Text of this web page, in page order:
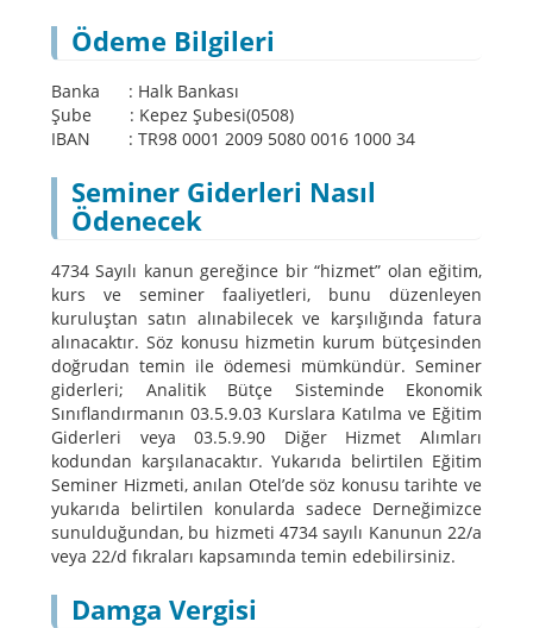
Ödeme Bilgileri
Banka : Halk Bankası
Şube : Kepez Şubesi(0508)
IBAN : TR98 0001 2009 5080 0016 1000 34
Seminer Giderleri Nasıl
Ödenecek
4734 Sayılı kanun gereğince bir “hizmet” olan eğitim,
kurs ve seminer faaliyetleri, bunu düzenleyen
kuruluştan satın alınabilecek ve karşılığında fatura
alınacaktır. Söz konusu hizmetin kurum bütçesinden
doğrudan temin ile ödemesi mümkündür. Seminer
giderleri; Analitik Bütçe Sisteminde Ekonomik
Sınıflandırmanın 03.5.9.03 Kurslara Katılma ve Eğitim
Giderleri veya 03.5.9.90 Diğer Hizmet Alımları
kodundan karşılanacaktır. Yukarıda belirtilen Eğitim
Seminer Hizmeti, anılan Otel’de söz konusu tarihte ve
yukarıda belirtilen konularda sadece Derneğimizce
sunulduğundan, bu hizmeti 4734 sayılı Kanunun 22/a
veya 22/d fıkraları kapsamında temin edebilirsiniz.
Damga Vergisi